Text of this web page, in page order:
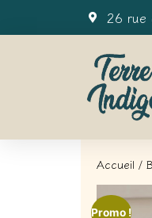
26 rue
Accueil /
Promo !